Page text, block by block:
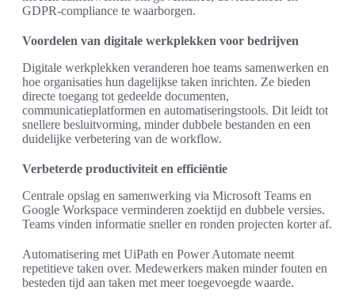
GDPR-compliance te waarborgen.
Voordelen van digitale werkplekken voor bedrijven
Digitale werkplekken veranderen hoe teams samenwerken en
hoe organisaties hun dagelijkse taken inrichten. Ze bieden
directe toegang tot gedeelde documenten,
communicatieplatformen en automatiseringstools. Dit leidt tot
snellere besluitvorming, minder dubbele bestanden en een
duidelijke verbetering van de workflow.
Verbeterde productiviteit en efficiëntie
Centrale opslag en samenwerking via Microsoft Teams en
Google Workspace verminderen zoektijd en dubbele versies.
Teams vinden informatie sneller en ronden projecten korter af.
Automatisering met UiPath en Power Automate neemt
repetitieve taken over. Medewerkers maken minder fouten en
besteden tijd aan taken met meer toegevoegde waarde.